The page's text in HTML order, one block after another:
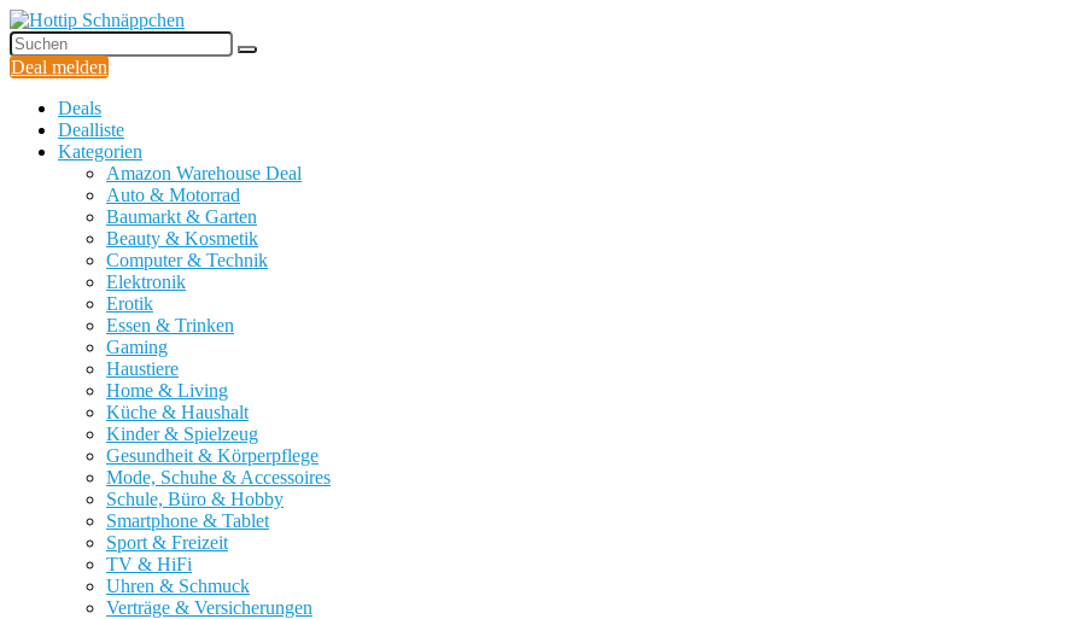
Deal melden
Deals
Dealliste
Kategorien
Amazon Warehouse Deal
Auto & Motorrad
Baumarkt & Garten
Beauty & Kosmetik
Computer & Technik
Elektronik
Erotik
Essen & Trinken
Gaming
Haustiere
Home & Living
Küche & Haushalt
Kinder & Spielzeug
Gesundheit & Körperpflege
Mode, Schuhe & Accessoires
Schule, Büro & Hobby
Smartphone & Tablet
Sport & Freizeit
TV & HiFi
Uhren & Schmuck
Verträge & Versicherungen